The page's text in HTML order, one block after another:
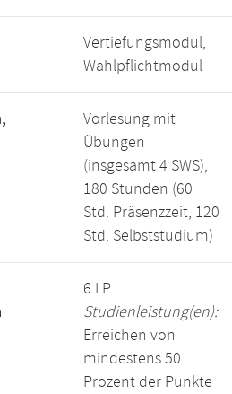
Vertiefungsmodul,
Wahlpflichtmodul
Vorlesung mit
Übungen
(insgesamt 4 SWS),
180 Stunden (60
Std. Präsenzzeit, 120
Std. Selbststudium)
6 LP
Studienleistung(en):
Erreichen von
mindestens 50
Prozent der Punkte